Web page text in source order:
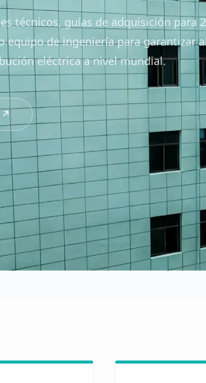
técnicos, guías de adquisición para
equipo de ingeniería para garantizar
eléctrica a nivel mundial.
↗